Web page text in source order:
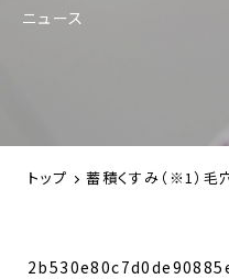
ニュース
トップ 蓄積くすみ（※1）毛